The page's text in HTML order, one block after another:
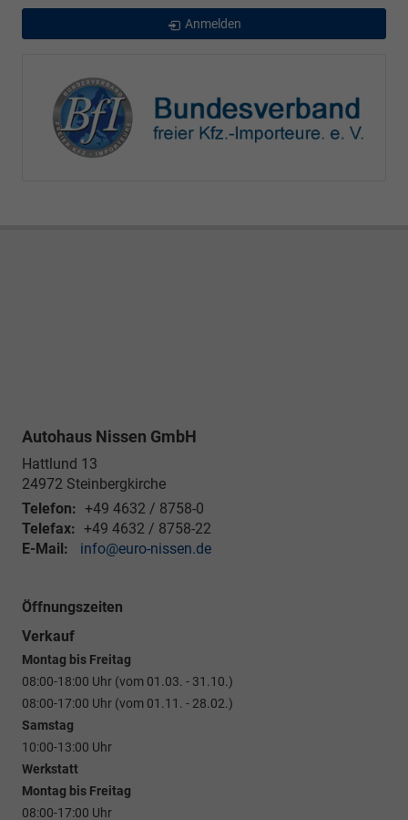
Anmelden
Autohaus Nissen GmbH
Hattlund 13
24972 Steinbergkirche
Telefon: +49 4632 / 8758-0
Telefax: +49 4632 / 8758-22
E-Mail:
info@euro-nissen.de
Öffnungszeiten
Verkauf
Montag bis Freitag
08:00-18:00 Uhr (vom 01.03. - 31.10.)
08:00-17:00 Uhr (vom 01.11. - 28.02.)
Samstag
10:00-13:00 Uhr
Werkstatt
Montag bis Freitag
08:00-17:00 Uhr